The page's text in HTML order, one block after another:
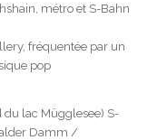
métro et S-Bahn
fréquentée par un
pop
lac Mügglesee) S-
Damm /